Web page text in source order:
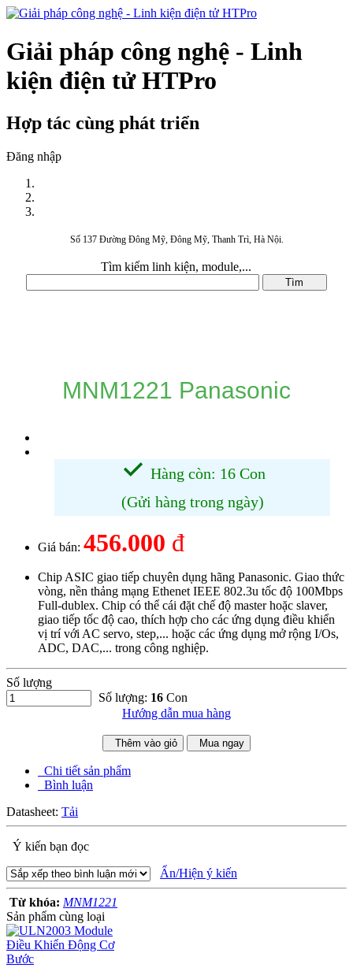
Giải pháp công nghệ - Linh
kiện điện tử HTPro
Hợp tác cùng phát triển
Đăng nhập
Số 137 Đường Đông Mỹ, Đông Mỹ, Thanh Trì, Hà Nội.
Tìm kiếm linh kiện, module,...
MNM1221 Panasonic
Hàng còn: 16 Con
(Gửi hàng trong ngày)
Giá bán: 456.000 đ
Chip ASIC giao tiếp chuyên dụng hãng Panasonic. Giao thức
vòng, nền thảng mạng Ethenet IEEE 802.3u tốc độ 100Mbps
Full-dublex. Chip có thể cái đặt chế độ master hoặc slaver,
giao tiếp tốc độ cao, thích hợp cho các ứng dụng điều khiển
vị trí với AC servo, step,... hoặc các ứng dụng mở rộng I/Os,
ADC, DAC,... trong công nghiệp.
Số lượng
Số lượng: 16 Con
Hướng dẫn mua hàng
Thêm vào giỏ Mua ngay
Chi tiết sản phẩm
Bình luận
Datasheet: Tải
Ý kiến bạn đọc
Ẩn/Hiện ý kiến
Từ khóa: MNM1221
Sản phẩm cùng loại